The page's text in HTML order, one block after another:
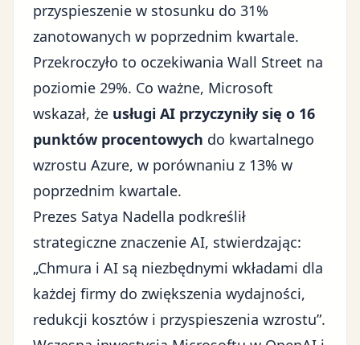
przyspieszenie w stosunku do 31%
zanotowanych w poprzednim kwartale.
Przekroczyło to oczekiwania Wall Street na
poziomie 29%. Co ważne, Microsoft
wskazał, że usługi AI przyczyniły się o 16
punktów procentowych do kwartalnego
wzrostu Azure, w porównaniu z 13% w
poprzednim kwartale.
Prezes Satya Nadella podkreślił
strategiczne znaczenie AI, stwierdzając:
„Chmura i AI są niezbędnymi wkładami dla
każdej firmy do zwiększenia wydajności,
redukcji kosztów i przyspieszenia wzrostu”.